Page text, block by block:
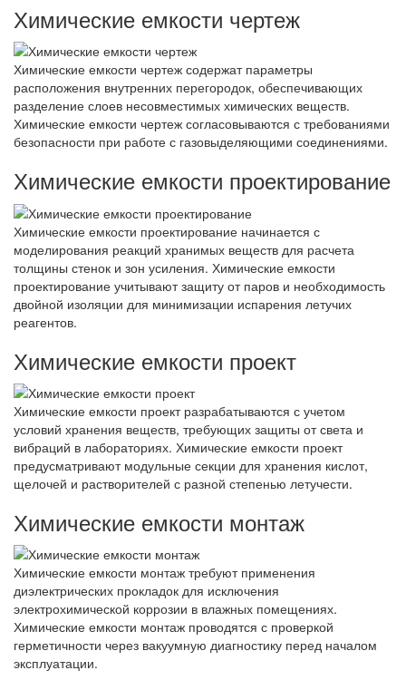
Химические емкости чертеж
Химические емкости чертеж содержат параметры
расположения внутренних перегородок, обеспечивающих
разделение слоев несовместимых химических веществ.
Химические емкости чертеж согласовываются с требованиями
безопасности при работе с газовыделяющими соединениями.
Химические емкости проектирование
Химические емкости проектирование начинается с
моделирования реакций хранимых веществ для расчета
толщины стенок и зон усиления. Химические емкости
проектирование учитывают защиту от паров и необходимость
двойной изоляции для минимизации испарения летучих
реагентов.
Химические емкости проект
Химические емкости проект разрабатываются с учетом
условий хранения веществ, требующих защиты от света и
вибраций в лабораториях. Химические емкости проект
предусматривают модульные секции для хранения кислот,
щелочей и растворителей с разной степенью летучести.
Химические емкости монтаж
Химические емкости монтаж требуют применения
диэлектрических прокладок для исключения
электрохимической коррозии в влажных помещениях.
Химические емкости монтаж проводятся с проверкой
герметичности через вакуумную диагностику перед началом
эксплуатации.